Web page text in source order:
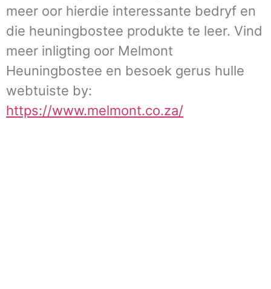
meer oor hierdie interessante bedryf en
die heuningbostee produkte te leer. Vind
meer inligting oor Melmont
Heuningbostee en besoek gerus hulle
webtuiste by:
https://www.melmont.co.za/